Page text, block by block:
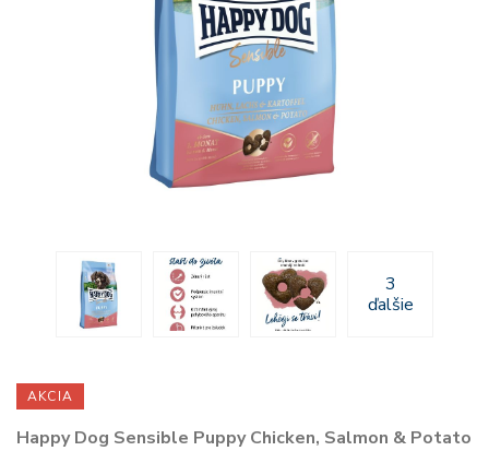
3
ďalšie
AKCIA
Happy Dog Sensible Puppy Chicken, Salmon & Potato